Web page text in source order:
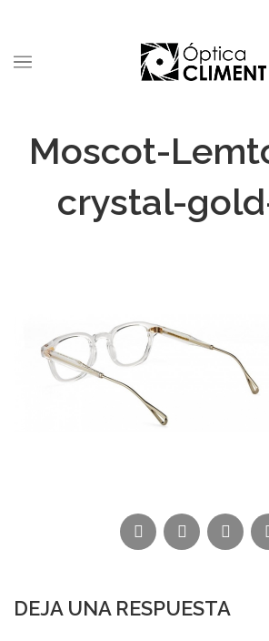
Moscot-
crystal-
DEJA UNA RESPUESTA